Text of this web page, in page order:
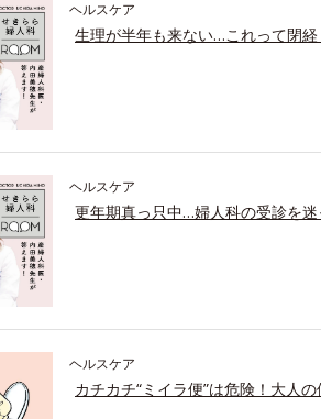
ヘルスケア
生理が半年も来ない…これって閉経
ヘルスケア
更年期真っ只中…婦人科の受診を
ヘルスケア
カチカチ“ミイラ便”は危険！大人